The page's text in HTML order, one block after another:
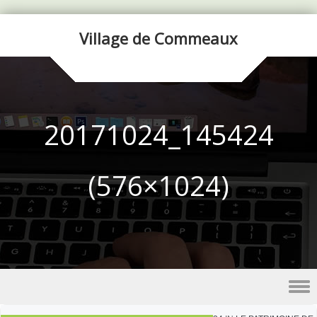
Village de Commeaux
20171024_145424
(576×1024)
Skip to content